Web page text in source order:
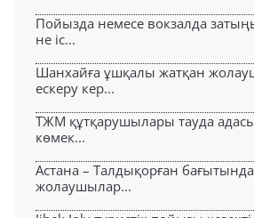
Пойызда немесе вокзалда
не іс...
Шанхайға ұшқалы жатқан
ескеру кер...
ТЖМ құтқарушылары тауда
көмек...
Астана – Талдықорған бағытында
жолаушылар...